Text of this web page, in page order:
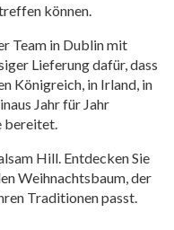
können.
Team in Dublin mit
Lieferung dafür, dass
Königreich, in Irland, in
Jahr für Jahr
bereitet.
Hill. Entdecken Sie
Weihnachtsbaum, der
Traditionen passt.